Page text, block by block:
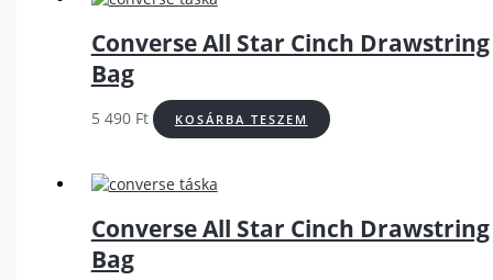
Converse All Star Cinch Drawstring
Bag
5 490 Ft KOSÁRBA TESZEM
Converse All Star Cinch Drawstring
Bag